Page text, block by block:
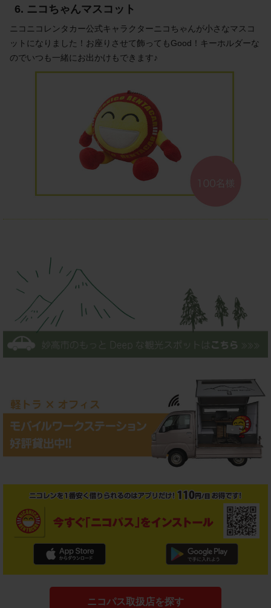
6. ニコちゃんマスコット
ニコニコレンタカー公式キャラクターニコちゃんが小さなマスコ
ットになりました！お座りさせて飾ってもGood！キーホルダーな
のでいつも一緒にお出かけもできます♪
ニコパス取扱店を探す